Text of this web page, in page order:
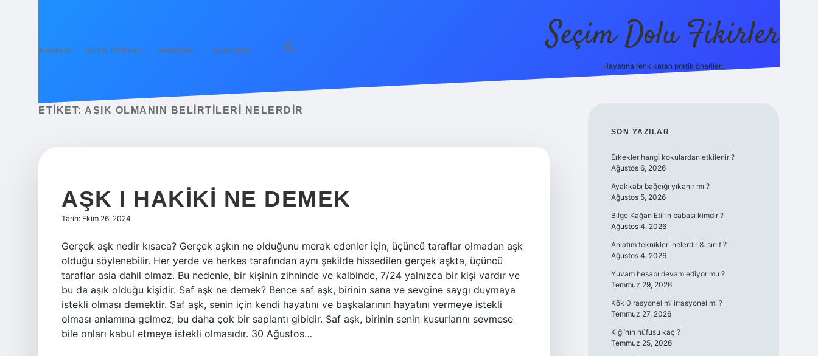
Anasayfa Gizlilik Politikası Yasal Uyarı Hakkımızda Seçim Dolu Fikirler
Hayatına renk katan pratik öneriler!
ETIKET: AŞIK OLMANIN BELIRTILERI NELERDIR
AŞK I HAKIKI NE DEMEK
Tarih: Ekim 26, 2024
Gerçek aşk nedir kısaca? Gerçek aşkın ne olduğunu merak edenler için, üçüncü taraflar olmadan aşk
olduğu söylenebilir. Her yerde ve herkes tarafından aynı şekilde hissedilen gerçek aşkta, üçüncü
taraflar asla dahil olmaz. Bu nedenle, bir kişinin zihninde ve kalbinde, 7/24 yalnızca bir kişi vardır ve
bu da aşık olduğu kişidir. Saf aşk ne demek? Bence saf aşk, birinin sana ve sevgine saygı duymaya
istekli olması demektir. Saf aşk, senin için kendi hayatını ve başkalarının hayatını vermeye istekli
olması anlamına gelmez; bu daha çok bir saplantı gibidir. Saf aşk, birinin senin kusurlarını sevmese
bile onları kabul etmeye istekli olmasıdır. 30 Ağustos…
SIDEBAR
SON YAZILAR
Erkekler hangi kokulardan etkilenir ?
Ağustos 6, 2026
Ayakkabı bağcığı yıkanır mı ?
Ağustos 5, 2026
Bilge Kağan Etil’in babası kimdir ?
Ağustos 4, 2026
Anlatım teknikleri nelerdir 8. sınıf ?
Ağustos 4, 2026
Yuvam hesabı devam ediyor mu ?
Temmuz 29, 2026
Kök 0 rasyonel mi irrasyonel mi ?
Temmuz 27, 2026
Kiğı’nın nüfusu kaç ?
Temmuz 25, 2026